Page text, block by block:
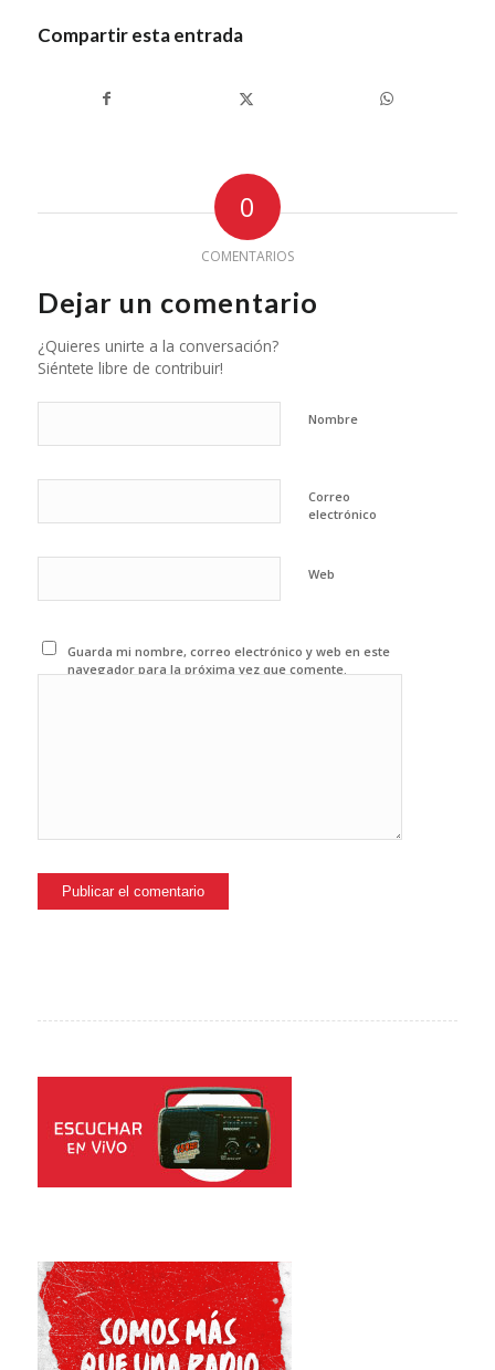
Compartir esta entrada
0
COMENTARIOS
Dejar un comentario
¿Quieres unirte a la conversación?
Siéntete libre de contribuir!
Nombre
Correo
electrónico
Web
Guarda mi nombre, correo electrónico y web en este
navegador para la próxima vez que comente.